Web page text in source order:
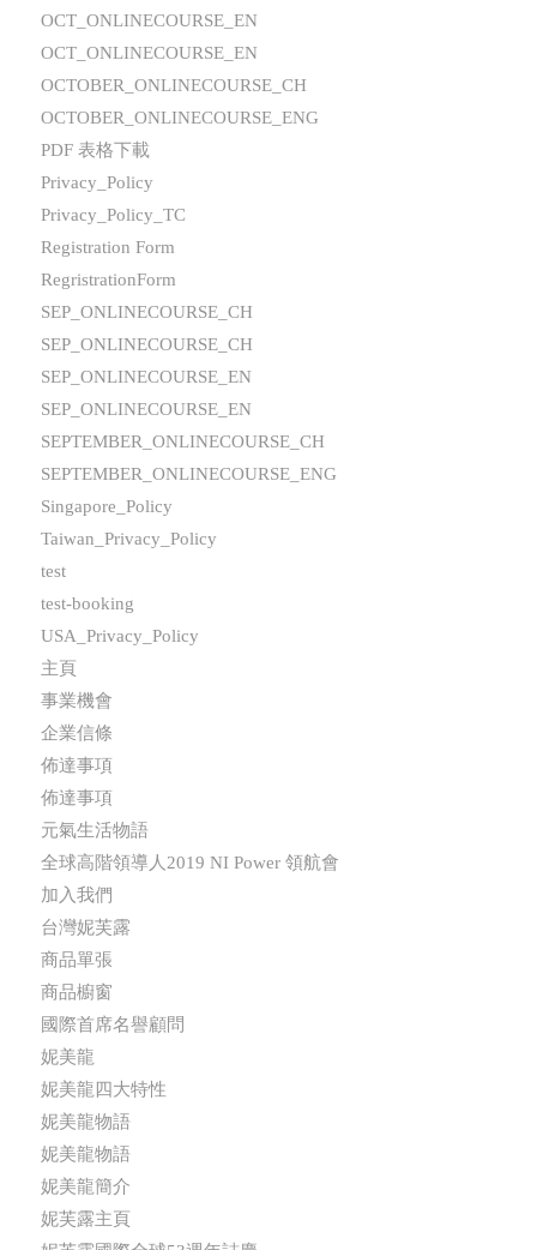
OCT_ONLINECOURSE_EN
OCT_ONLINECOURSE_EN
OCTOBER_ONLINECOURSE_CH
OCTOBER_ONLINECOURSE_ENG
PDF 表格下載
Privacy_Policy
Privacy_Policy_TC
Registration Form
RegristrationForm
SEP_ONLINECOURSE_CH
SEP_ONLINECOURSE_CH
SEP_ONLINECOURSE_EN
SEP_ONLINECOURSE_EN
SEPTEMBER_ONLINECOURSE_CH
SEPTEMBER_ONLINECOURSE_ENG
Singapore_Policy
Taiwan_Privacy_Policy
test
test-booking
USA_Privacy_Policy
主頁
事業機會
企業信條
佈達事項
佈達事項
元氣生活物語
全球高階領導人2019 NI Power 領航會
加入我們
台灣妮芙露
商品單張
商品櫥窗
國際首席名譽顧問
妮美龍
妮美龍四大特性
妮美龍物語
妮美龍物語
妮美龍簡介
妮芙露主頁